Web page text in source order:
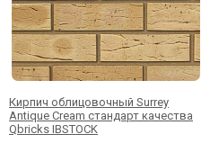
Кирпич облицовочный Surrey
Antique Cream стандарт качества
Qbricks IBSTOCK